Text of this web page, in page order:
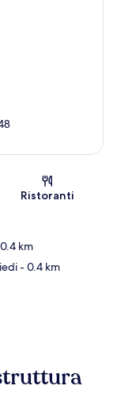
Ristoranti
km
- 0.4 km